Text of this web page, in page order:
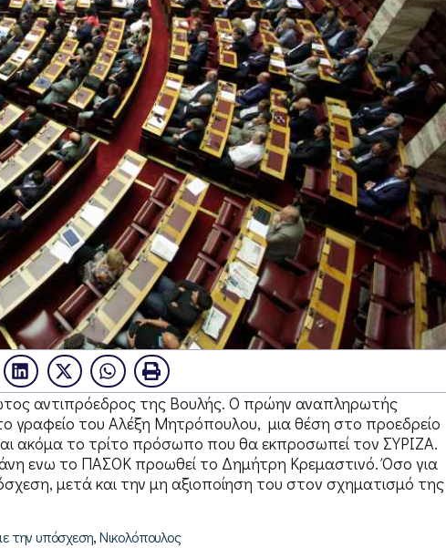
αντιπρόεδρος της Βουλής. Ο πρώην αναπληρωτής
γραφείο του Αλέξη Μητρόπουλου, μια θέση στο προεδρείο
ακόμα το τρίτο πρόσωπο που θα εκπροσωπεί τον ΣΥΡΙΖΑ.
ενω το ΠΑΣΟΚ προωθεί το Δημήτρη Κρεμαστινό. Όσο για
μετά και την μη αξιοποίηση του στον σχηματισμό της
την υπόσχεση, Νικολόπουλος